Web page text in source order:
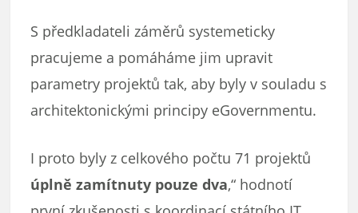
S předkladateli záměrů systemeticky
pracujeme a pomáháme jim upravit
parametry projektů tak, aby byly v souladu s
architektonickými principy eGovernmentu.
I proto byly z celkového počtu 71 projektů
úplně zamítnuty pouze dva,“ hodnotí